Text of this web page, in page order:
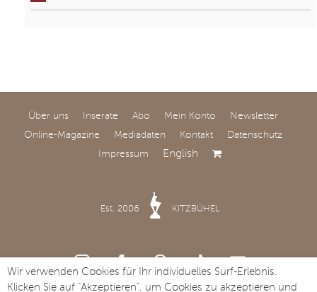
Über uns Inserate Abo Mein Konto
Newsletter
Online-Magazine
Mediadaten Kontakt
Datenschutz
Impressum
English
Est. 2006 KITZBÜHEL
Wir verwenden Cookies für Ihr individuelles Surf-Erlebnis.
Klicken Sie auf "Akzeptieren", um Cookies zu akzeptieren und